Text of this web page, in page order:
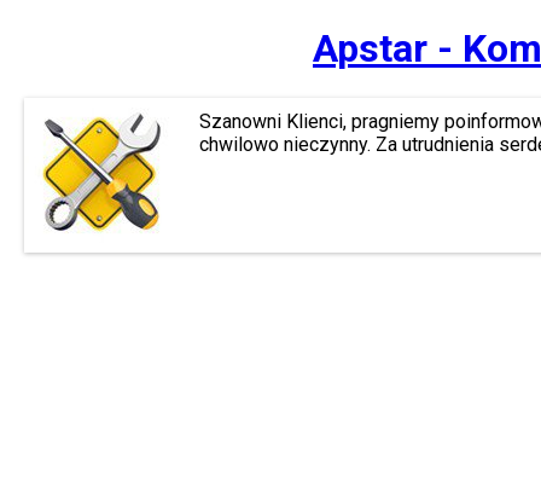
Apstar -
Szanowni Klienci, pragniemy
chwilowo nieczynny. Za utrudnienia